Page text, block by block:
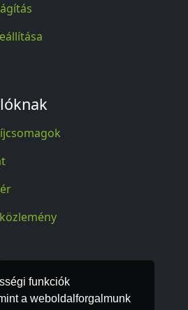
funkciók
a weboldalforgalmunk